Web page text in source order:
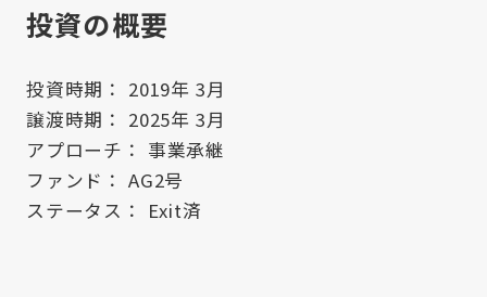
投資の概要
投資時期： 2019年 3月
譲渡時期： 2025年 3月
アプローチ： 事業承継
ファンド： AG2号
ステータス： Exit済